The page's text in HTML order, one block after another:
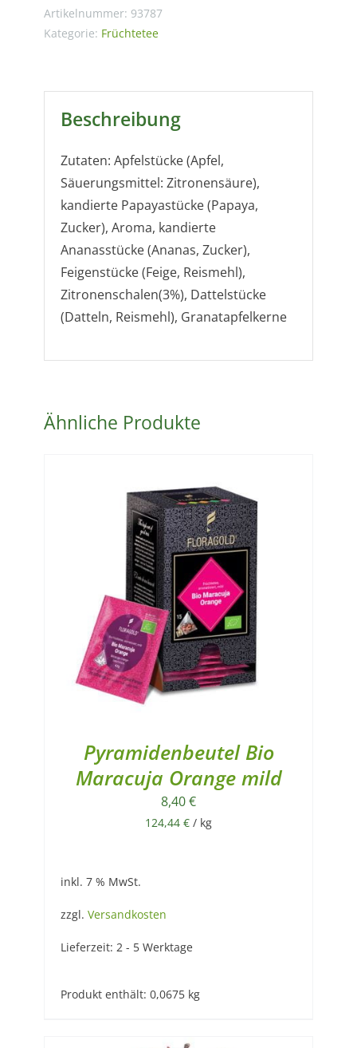
Artikelnummer: 93787
Kategorie: Früchtetee
Beschreibung
Zutaten: Apfelstücke (Apfel,
Säuerungsmittel: Zitronensäure),
kandierte Papayastücke (Papaya,
Zucker), Aroma, kandierte
Ananasstücke (Ananas, Zucker),
Feigenstücke (Feige, Reismehl),
Zitronenschalen(3%), Dattelstücke
(Datteln, Reismehl), Granatapfelkerne
Ähnliche Produkte
Pyramidenbeutel Bio
Maracuja Orange mild
8,40€
124,44 € / kg
inkl. 7 % MwSt.
zzgl. Versandkosten
Lieferzeit: 2 - 5 Werktage
Produkt enthält: 0,0675 kg